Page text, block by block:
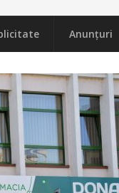
Anunțuri